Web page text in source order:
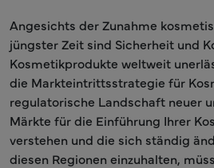
Angesichts der Zunahme
jüngster Zeit sind Sicherheit und
Kosmetikprodukte weltweit
die Markteintrittsstrategie für
regulatorische Landschaft neuer
Märkte für die Einführung Ihrer
verstehen und die sich ständig
diesen Regionen einzuhalten,